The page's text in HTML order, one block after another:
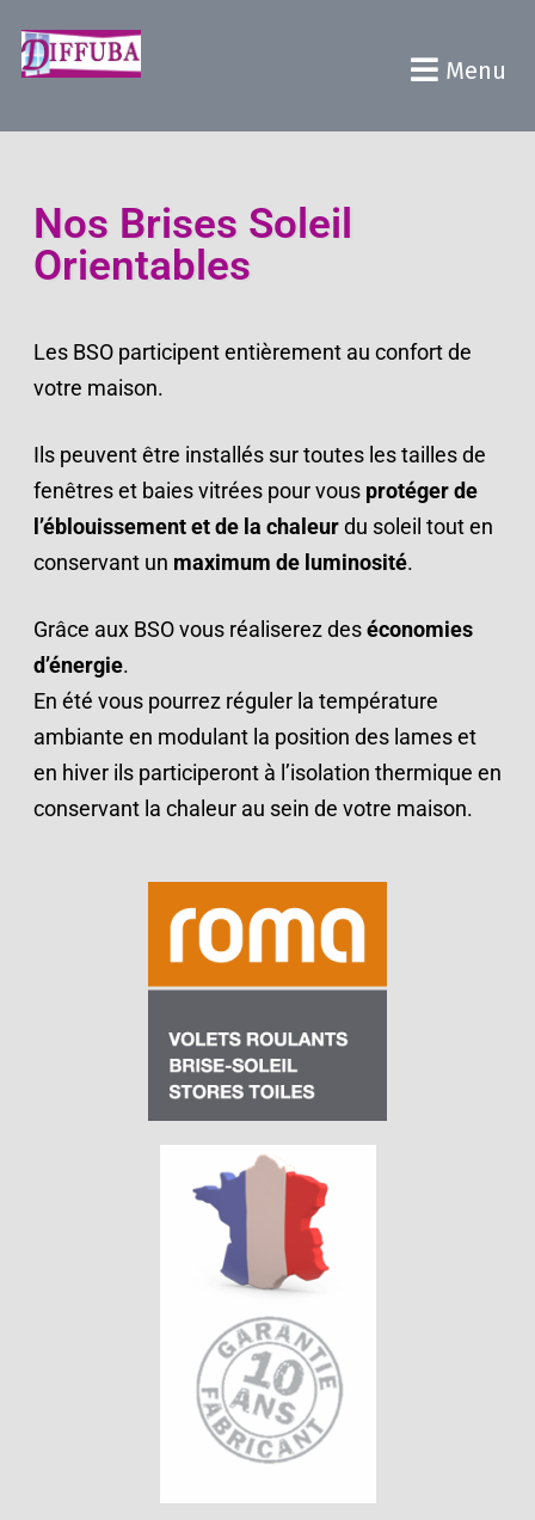
Menu
Nos Brises Soleil
Orientables
Les BSO participent entièrement au confort de
votre maison.
Ils peuvent être installés sur toutes les tailles de
fenêtres et baies vitrées pour vous protéger de
l’éblouissement et de la chaleurdu soleil tout en
conservant un maximum de luminosité.
Grâce aux BSO vous réaliserez deséconomies
d’énergie.
En été vous pourrez réguler la température
ambiante en modulant la position des lames et
en hiver ils participeront à l’isolation thermique en
conservant la chaleur au sein de votre maison.